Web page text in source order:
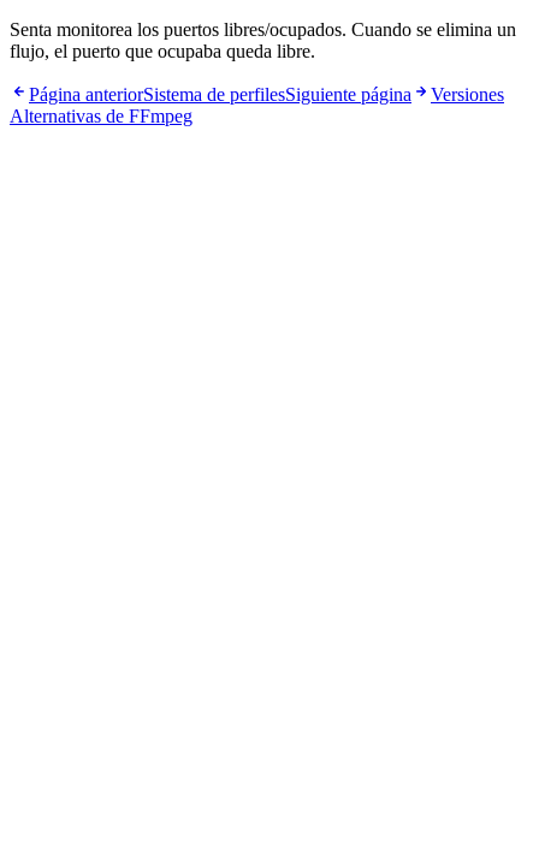
Senta monitorea los puertos libres/ocupados. Cuando se elimina un
flujo, el puerto que ocupaba queda libre.
Página anteriorSistema de perfilesSiguiente página
Versiones
Alternativas de FFmpeg